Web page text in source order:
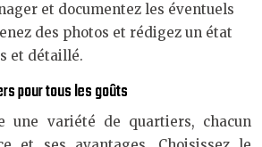
et documentez les éventuels
des photos et rédigez un état
et détaillé.
pour tous les goûts
une variété de quartiers, chacun